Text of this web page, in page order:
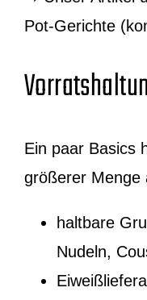
Pot-Gerichte
Ein paar Basics
größerer Menge
haltbare
Nudeln,